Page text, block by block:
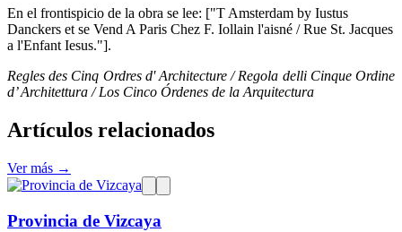
En el frontispicio de la obra se lee: ["T Amsterdam by Iustus
Danckers et se Vend A Paris Chez F. Iollain l'aisné / Rue St. Jacques
a l'Enfant Iesus."].
Regles des Cinq Ordres d' Architecture / Regola delli Cinque Ordine
d’ Architettura / Los Cinco Órdenes de la Arquitectura
Artículos relacionados
Ver más →
Provincia de Vizcaya